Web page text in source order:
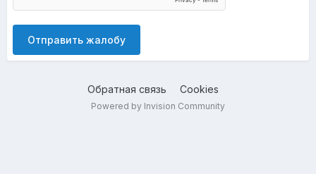
Отправить жалобу
Обратная связь Cookies
Powered by Invision Community